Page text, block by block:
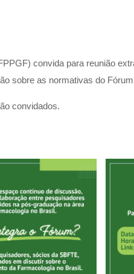
convida para reunião
sobre as normativas do
convidados.